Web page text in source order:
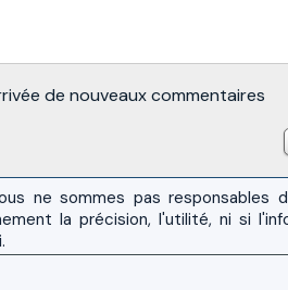
de nouveaux commentaires
ne sommes pas
la précision, l'utilité, ni si